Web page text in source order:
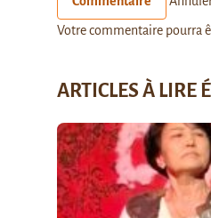
Votre commentaire pourra
ARTICLES À LIRE